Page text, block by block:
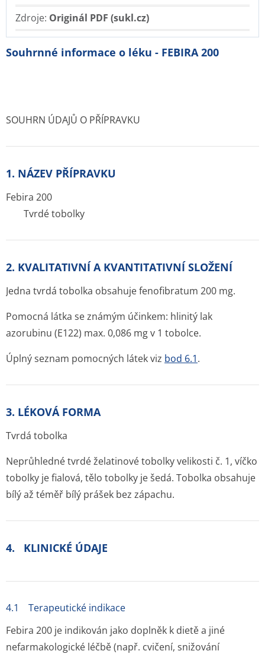
Zdroje: Originál PDF (sukl.cz)
Souhrnné informace o léku - FEBIRA 200
SOUHRN ÚDAJŮ O PŘÍPRAVKU
1. NÁZEV PŘÍPRAVKU
Febira 200
Tvrdé tobolky
2. KVALITATIVNÍ A KVANTITATIVNÍ SLOŽENÍ
Jedna tvrdá tobolka obsahuje fenofibratum 200 mg.
Pomocná látka se známým účinkem: hlinitý lak
azorubinu (E122) max. 0,086 mg v 1 tobolce.
Úplný seznam pomocných látek viz bod 6.1.
3. LÉKOVÁ FORMA
Tvrdá tobolka
Neprůhledné tvrdé želatinové tobolky velikosti č. 1, víčko
tobolky je fialová, tělo tobolky je šedá. Tobolka obsahuje
bílý až téměř bílý prášek bez zápachu.
4. KLINICKÉ ÚDAJE
4.1 Terapeutické indikace
Febira 200 je indikován jako doplněk k dietě a jiné
nefarmakologické léčbě (např. cvičení, snižování